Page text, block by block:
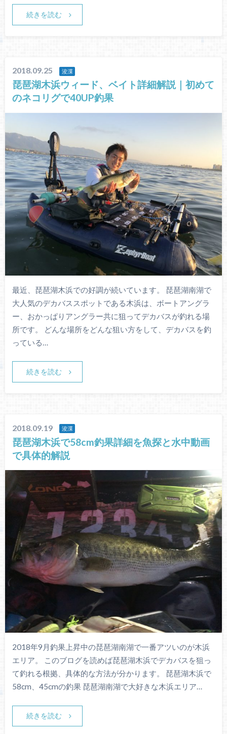
続きを読む
2018.09.25 浚渫
琵琶湖木浜ウィード、ベイト詳細解説｜初めて
のネコリグで40UP釣果
最近、琵琶湖木浜での好調が続いています。 琵琶湖南湖で
大人気のデカバススポットである木浜は、ボートアングラ
ー、おかっぱりアングラー共に狙ってデカバスが釣れる場
所です。 どんな場所をどんな狙い方をして、デカバスを釣
っている…
続きを読む
2018.09.19 浚渫
琵琶湖木浜で58cm釣果詳細を魚探と水中動画
で具体的解説
2018年9月釣果上昇中の琵琶湖南湖で一番アツいのが木浜
エリア。 このブログを読めば琵琶湖木浜でデカバスを狙っ
て釣れる根拠、具体的な方法が分かります。 琵琶湖木浜で
58cm、45cmの釣果 琵琶湖南湖で大好きな木浜エリア…
続きを読む